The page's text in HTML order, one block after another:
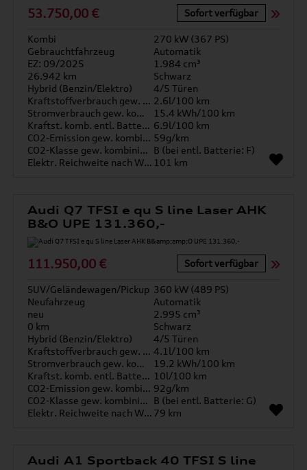
53.750,00 € Sofort verfügbar
Kombi
270 kW (367 PS)
Gebrauchtfahrzeug
Automatik
EZ: 09/2025
1.984 cm³
26.942 km
Schwarz
Hybrid (Benzin/Elektro)
4/5 Türen
Kraftstoffverbrauch gew. kombiniert 2.6l/100 km
Stromverbrauch gew. kombiniert
15.4 kWh/100 km
Kraftst. komb. entl. Batterie 6.9l/100 km
CO2-Emission gew. kombiniert 59g/km
CO2-Klasse gew. kombiniert B (bei entl. Batterie: F)
Elektr. Reichweite nach WLTP* 101 km
Audi Q7 TFSI e qu S line Laser AHK
B&O UPE 131.360,-
111.950,00 € Sofort verfügbar
SUV/Geländewagen/Pickup 360 kW (489 PS)
Neufahrzeug
Automatik
neu
2.995 cm³
0 km
Schwarz
Hybrid (Benzin/Elektro)
4/5 Türen
Kraftstoffverbrauch gew. kombiniert 4.1l/100 km
Stromverbrauch gew. kombiniert
19.2 kWh/100 km
Kraftst. komb. entl. Batterie 10l/100 km
CO2-Emission gew. kombiniert 92g/km
CO2-Klasse gew. kombiniert B (bei entl. Batterie: G)
Elektr. Reichweite nach WLTP* 79 km
Audi A1 Sportback 40 TFSI S line